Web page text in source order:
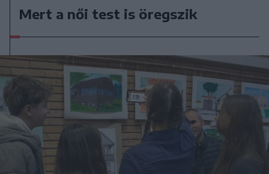
Mert a női test is öregszik